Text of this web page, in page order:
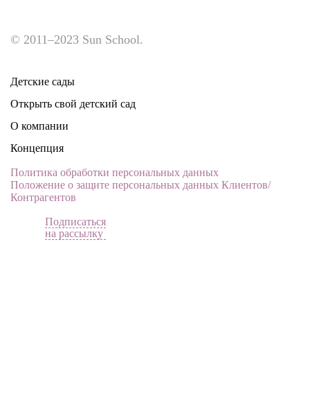
© 2011–2023 Sun School.
Детские сады
Открыть свой детский сад
О компании
Концепция
Политика обработки персональных данных
Положение о защите персональных данных Клиентов/
Контрагентов
Подписаться
на рассылку